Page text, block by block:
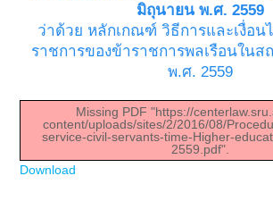
มิถุนายน พ.ศ. 2559
ว่าด้วย หลักเกณฑ์ วิธีการและเงื่อน
ราชการของข้าราชการพลเรือนใน
พ.ศ. 2559
Missing PDF "https://
content/uploads/sites/2/2016/08/
service-civil-servants-time-Higher-
2559.pdf".
Download